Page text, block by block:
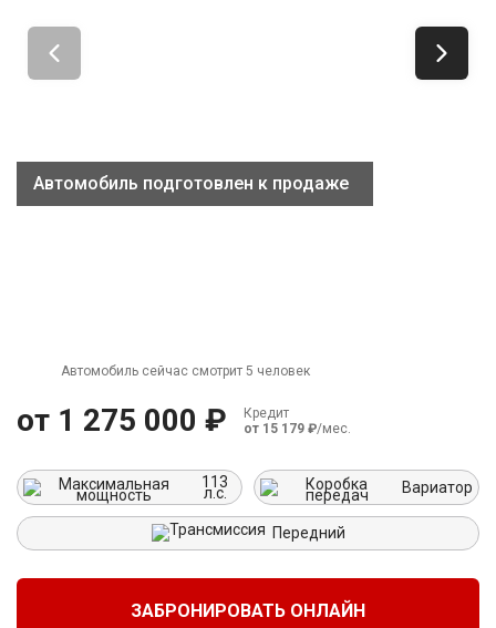
Такси в кредит
Подбор авто
Автомобиль подготовлен к продаже
Автомобиль сейчас смотрит 5 человек
113
л.с. Вариатор
Передний
от 1 275 000 ₽
Кредит
от 15 179 ₽/мес.
ЗАБРОНИРОВАТЬ ОНЛАЙН